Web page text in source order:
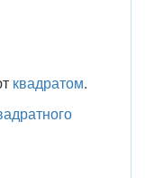
квадратом.